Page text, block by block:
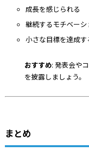
成長を感じられる
継続するモチベーシ
小さな目標を達成
おすすめ: 発表会や
を披露しましょう。
まとめ